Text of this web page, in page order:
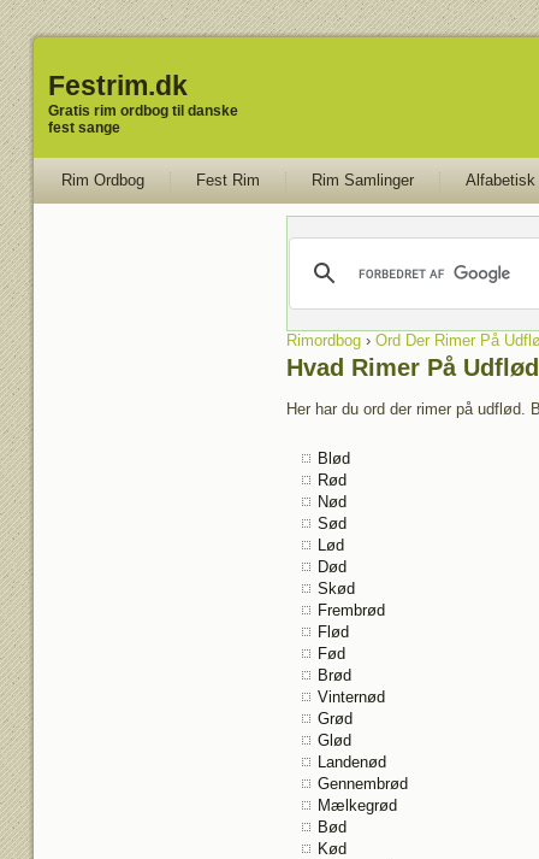
Festrim.dk
Gratis rim ordbog til danske
fest sange
Rim Ordbog Fest Rim Rim Samlinger Alfabetisk
Rimordbog› Ord Der Rimer På
Hvad Rimer På Udflød
Her har du ord der rimer på
Blød
Rød
Nød
Sød
Lød
Død
Skød
Frembrød
Flød
Fød
Brød
Vinternød
Grød
Glød
Landenød
Gennembrød
Mælkegrød
Bød
Kød